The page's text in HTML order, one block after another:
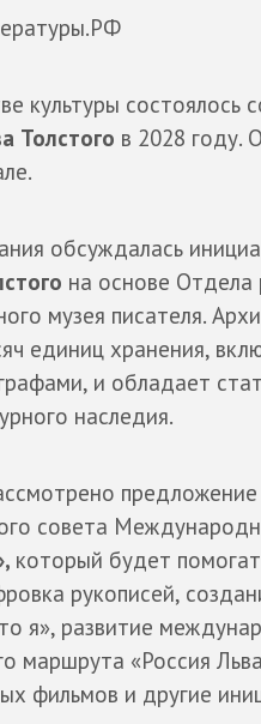
культуры состоялось
Толстого в 2028 году.
обсуждалась
на основе Отдела
музея писателя.
единиц хранения,
и обладает
наследия.
совета
который будет
рукописей,
я», развитие
маршрута «Россия
фильмов и другие